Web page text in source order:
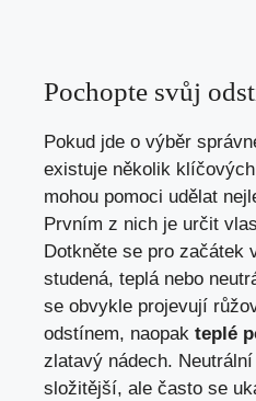
Pochopte svůj
Pokud jde o výběr
existuje několik
mohou pomoci udělat
Prvním z nich je určit
Dotkněte se pro začátek
studená, teplá nebo
se obvykle projevují
odstínem, naopak teplé
zlatavý nádech.
složitější, ale často se